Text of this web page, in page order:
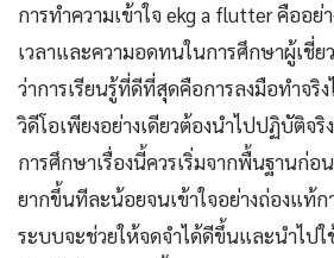
การทำความเข้าใจ ekg a flutter คืออย่
เวลาและความอดทนในการศึกษาผู้เชี่
ว่าการเรียนรู้ที่ดีที่สุดคือการลงมือทำจริ
วิดีโอเพียงอย่างเดียวต้องนำไปปฏิบัติจ
การศึกษาเรื่องนี้ควรเริ่มจากพื้นฐานก่
ยากขึ้นทีละน้อยจนเข้าใจอย่างถ่องแท้ก
ระบบจะช่วยให้จดจำได้ดีขึ้นและนำไปใ